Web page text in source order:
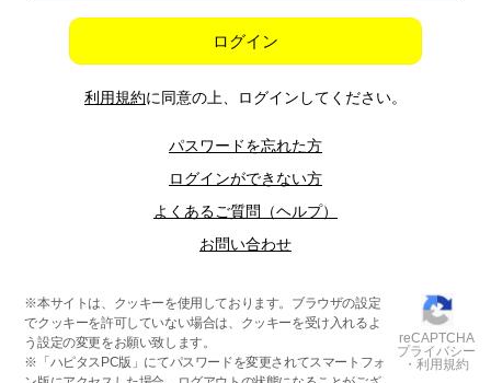
ログイン
利用規約に同意の上、ログインしてください。
パスワードを忘れた方
ログインができない方
よくあるご質問（ヘルプ）
お問い合わせ
※本サイトは、クッキーを使用しております。ブラウザの設定
でクッキーを許可していない場合は、クッキーを受け入れるよ
う設定の変更をお願い致します。
※「ハピタスPC版」にてパスワードを変更されてスマートフォ
reCAPTCHA
プライバシー
・利用規約